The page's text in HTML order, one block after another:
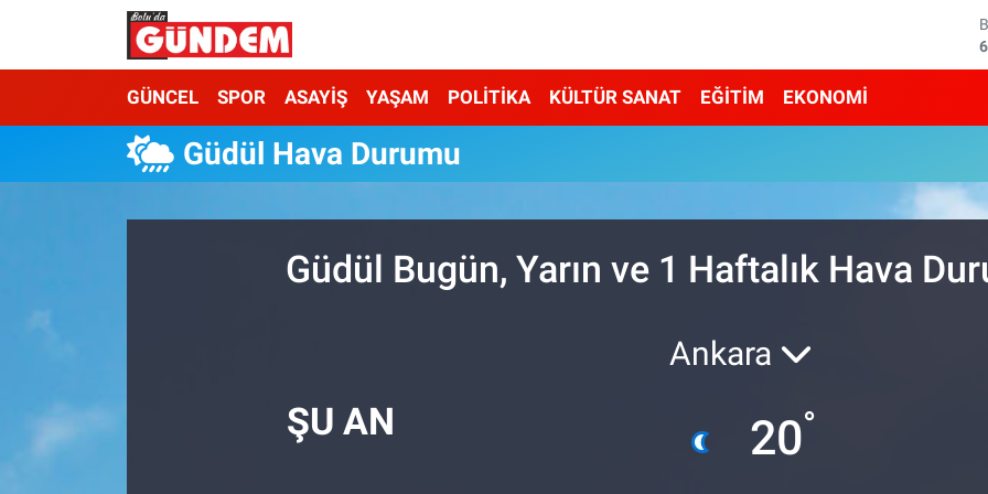
GÜNCEL SPOR ASAYİŞ YAŞAM POLİTİKA KÜLTÜR SANAT EĞİTİM EKONOMİ
Güdül Hava Durumu
Güdül Bugün, Yarın ve 1 Haftalık Hava
ŞU AN
Ankara
20°
Merkez Nöbetçi Eczaneler
Merkez Hava Durumu
Süper Lig Puan Durumu ve Fikstür
Haber Arşivi